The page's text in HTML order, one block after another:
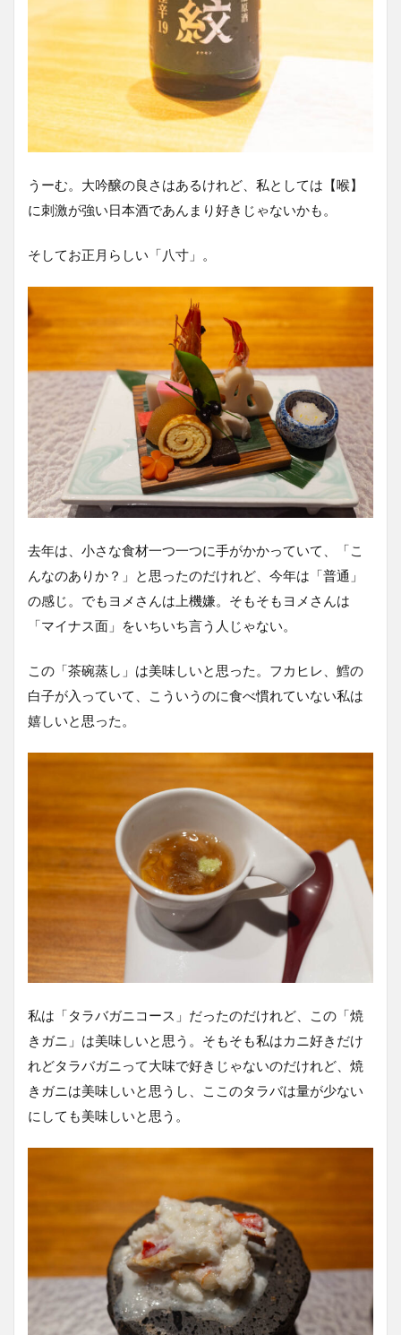
うーむ。大吟醸の良さはあるけれど、私としては【喉】
に刺激が強い日本酒であんまり好きじゃないかも。
そしてお正月らしい「八寸」。
去年は、小さな食材一つ一つに手がかかっていて、「こ
んなのありか？」と思ったのだけれど、今年は「普通」
の感じ。でもヨメさんは上機嫌。そもそもヨメさんは
「マイナス面」をいちいち言う人じゃない。
この「茶碗蒸し」は美味しいと思った。フカヒレ、鱈の
白子が入っていて、こういうのに食べ慣れていない私は
嬉しいと思った。
私は「タラバガニコース」だったのだけれど、この「焼
きガニ」は美味しいと思う。そもそも私はカニ好きだけ
れどタラバガニって大味で好きじゃないのだけれど、焼
きガニは美味しいと思うし、ここのタラバは量が少ない
にしても美味しいと思う。